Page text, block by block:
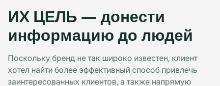
ИХ ЦЕЛЬ — донести
информацию до людей
Поскольку бренд не так широко известен, клиент
хотел найти более эффективный способ привлечь
заинтересованных клиентов, а также напрямую